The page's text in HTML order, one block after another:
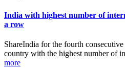
India with highest number of
a row
ShareIndia for the fourth consecutive
country with the highest number of
more